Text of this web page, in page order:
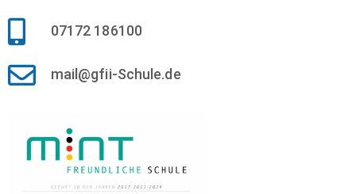
07172 186100
mail@gfii-Schule.de